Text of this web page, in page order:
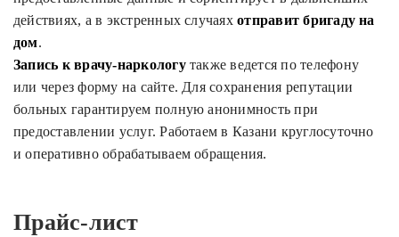
действиях, а в экстренных случаяхотправит бригаду на
дом.
Запись к врачу-наркологутакже ведется по телефону
или через форму на сайте. Для сохранения репутации
больных гарантируем полную анонимность при
предоставлении услуг. Работаем в Казани круглосуточно
и оперативно обрабатываем обращения.
Прайс-лист